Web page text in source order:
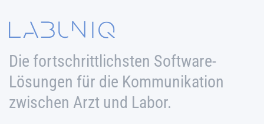
Die fortschrittlichsten Software-
Lösungen für die Kommunikation
zwischen Arzt und Labor.